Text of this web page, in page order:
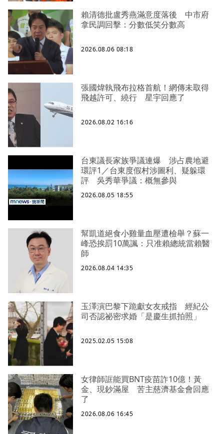
賴清德批盧秀燕滿意度落後 中市府
拿民調回擊：分數低笑分數高
2026.08.06 08:18
張國煒執飛布拉格首航！網傳未取得
飛越許可、繞行 星宇回應了
2026.08.02 16:16
台東議長家族爭議連爆 涉占農地避
環評1／台東度假村涉圖利、疑躲環
評 吳秀華爭議：概無參與
2026.08.05 18:55
幫凱道絕食小雞量血壓遭檢舉？蘇一
峰恐挨罰10萬諷：只准賴總統當賴醫
師
2026.08.04 14:35
玉澤演巴黎下跪獻女友戒指 經紀公
司否認祕密求婚「是慶生抓拍照」
2025.02.05 15:08
女律師誆能買BNT疫苗詐10億！黃
金、現鈔滿屋 苦主慈濟基金會回應
了
2026.08.06 16:45